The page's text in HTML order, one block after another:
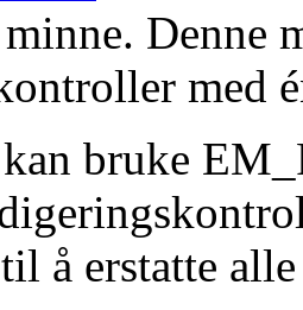
Denne
med
bruke
å erstatte